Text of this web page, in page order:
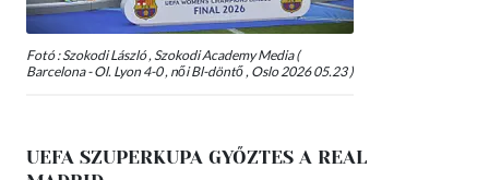
Fotó : Szokodi László , Szokodi Academy Media (
Barcelona - Ol. Lyon 4-0 , női Bl-döntő , Oslo 2026 05.23 )
UEFA SZUPERKUPA GYŐZTES A REAL